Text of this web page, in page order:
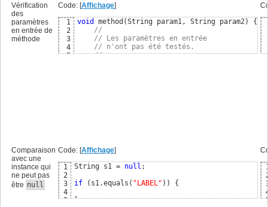
Vérification
des
paramètres
en entrée de
méthode
Code: [Affichage]
1
2
3
4
5
void method (String param1, String param2)
{
//
// Les paramètres en entrée
// n'ont pas été testés.
//
Comparaison
avec une
instance qui
ne peut pas
être null
Code: [Affichage]
1
2
3
4
5
String s1 = null ;
if
( s1.equals ( "LABEL" ) )
{
}